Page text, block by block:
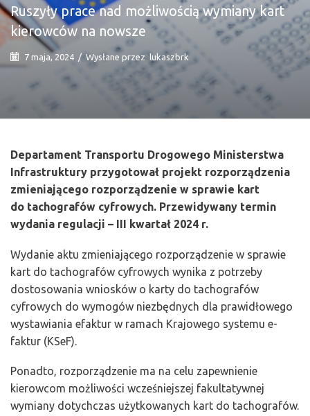
Ruszyły prace nad możliwością wymiany kart
kierowców na nowsze
7 maja, 2024 / Wysłane przez lukaszbrk
Departament Transportu Drogowego Ministerstwa
Infrastruktury przygotował projekt rozporządzenia
zmieniającego rozporządzenie w sprawie kart
do tachografów cyfrowych. Przewidywany termin
wydania regulacji – III kwartał 2024 r.
Wydanie aktu zmieniającego rozporządzenie w sprawie
kart do tachografów cyfrowych wynika z potrzeby
dostosowania wniosków o karty do tachografów
cyfrowych do wymogów niezbędnych dla prawidłowego
wystawiania efaktur w ramach Krajowego systemu e-
faktur (KSeF).
Ponadto, rozporządzenie ma na celu zapewnienie
kierowcom możliwości wcześniejszej fakultatywnej
wymiany dotychczas użytkowanych kart do tachografów.